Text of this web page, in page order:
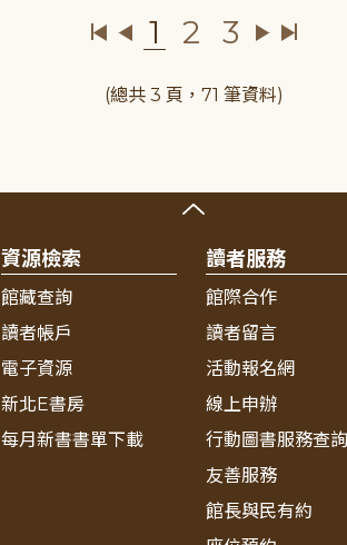
1 2 3
(總共 3 頁，71 筆資料)
資源檢索
館藏查詢
讀者帳戶
電子資源
新北E書房
每月新書書單下載
讀者服務
館際合作
讀者留言
活動報名網
線上申辦
行動圖書服務查詢
友善服務
館長與民有約